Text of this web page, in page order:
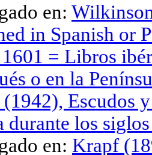
en:
in Spanish or
= Libros
o en la
Escudos
durante los
en: Krapf